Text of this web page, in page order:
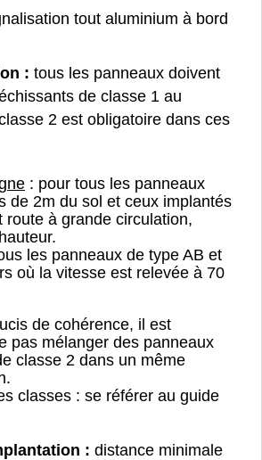
tout aluminium à bord
: tous les panneaux doivent
de classe 1 au
2 est obligatoire dans ces
: pour tous les panneaux
de 2m du sol et ceux implantés
route à grande circulation,
les panneaux de type AB et
où la vitesse est relevée à 70
de cohérence, il est
pas mélanger des panneaux
classe 2 dans un même
classes : se référer au guide
: distance minimale